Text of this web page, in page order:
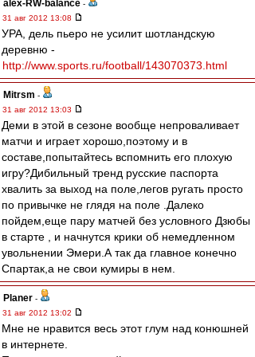
alex-RW-balance -
31 авг 2012 13:08
УРА, дель пьеро не усилит шотландскую
деревню -
http://www.sports.ru/football/143070373.html
Mitrsm -
31 авг 2012 13:03
Деми в этой в сезоне вообще непроваливает
матчи и играет хорошо,поэтому и в
составе,попытайтесь вспомнить его плохую
игру?Дибильный тренд русские паспорта
хвалить за выход на поле,легов ругать просто
по привычке не глядя на поле .Далеко
пойдем,еще пару матчей без условного Дзюбы
в старте , и начнутся крики об немедленном
увольнении Эмери.А так да главное конечно
Спартак,а не свои кумиры в нем.
Planer -
31 авг 2012 13:02
Мне не нравится весь этот глум над конюшней
в интернете.